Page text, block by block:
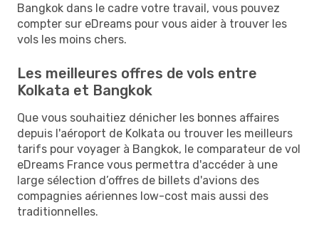
Bangkok dans le cadre votre travail, vous pouvez
compter sur eDreams pour vous aider à trouver les
vols les moins chers.
Les meilleures offres de vols entre
Kolkata et Bangkok
Que vous souhaitiez dénicher les bonnes affaires
depuis l'aéroport de Kolkata ou trouver les meilleurs
tarifs pour voyager à Bangkok, le comparateur de vol
eDreams France vous permettra d'accéder à une
large sélection d’offres de billets d'avions des
compagnies aériennes low-cost mais aussi des
traditionnelles.